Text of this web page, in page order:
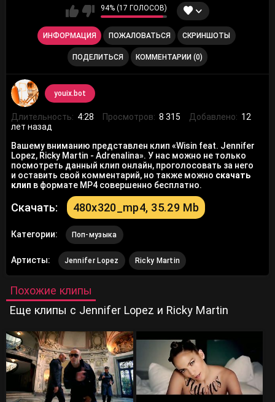
94% (17 ГОЛОСОВ)
ИНФОРМАЦИЯ ПОЖАЛОВАТЬСЯ СКРИНШОТЫ
ПОДЕЛИТЬСЯ КОММЕНТАРИИ (0)
youix.bot
Длительность: 4:28 Просмотров: 8 315 Добавлено: 12
лет назад
Вашему вниманию представлен клип «Wisin feat. Jennifer
Lopez, Ricky Martin - Adrenalina». У нас можно не только
посмотреть данный клип онлайн, проголосовать за него
и оставить свой комментарий, но также можно скачать
клип в формате MP4 совершенно бесплатно.
Скачать: 480x320_mp4, 35.29 Mb
Категории: Поп-музыка
Артисты: Jennifer Lopez Ricky Martin
Похожие клипы
Еще клипы с Jennifer Lopez и Ricky Martin